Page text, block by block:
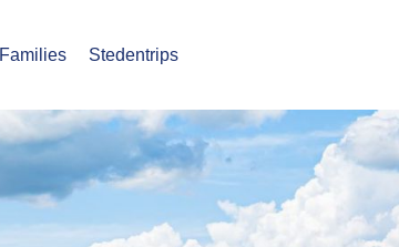
Families Stedentrips